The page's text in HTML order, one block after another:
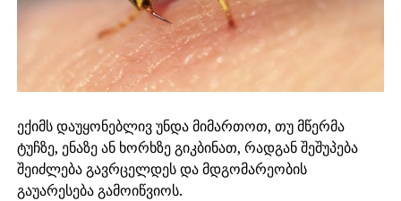
ექიმს დაუყონებლივ უნდა მიმართოთ, თუ მწერმა
ტუჩზე, ენაზე ან ხორხზე გიკბინათ, რადგან შეშუპება
შეიძლება გავრცელდეს და მდგომარეობის
გაუარესება გამოიწვიოს.